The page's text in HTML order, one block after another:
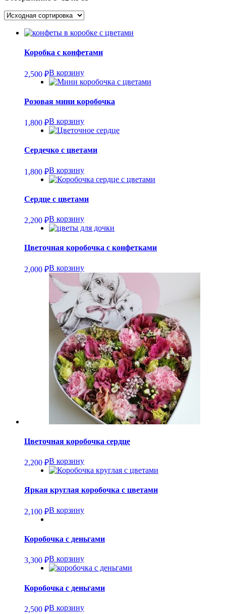
Коробка с конфетами
2,500 ₽В корзину
Розовая мини коробочка
1,800 ₽В корзину
Сердечко с цветами
1,800 ₽В корзину
Сердце с цветами
2,200 ₽В корзину
Цветочная коробочка с конфетками
2,000 ₽В корзину
Цветочная коробочка сердце
2,200 ₽В корзину
Яркая круглая коробочка с цветами
2,100 ₽В корзину
Коробочка с деньгами
3,300 ₽В корзину
Коробочка с деньгами
2,500 ₽В корзину